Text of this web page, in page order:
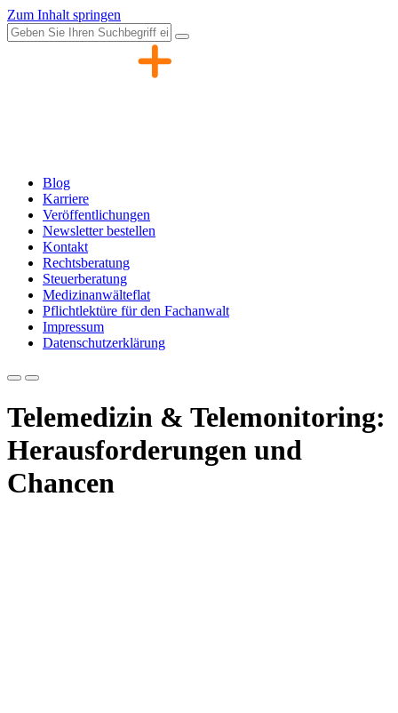
Zum Inhalt springen
Blog
Karriere
Veröffentlichungen
Newsletter bestellen
Kontakt
Rechtsberatung
Steuerberatung
Medizinanwälteflat
Pflichtlektüre für den Fachanwalt
Impressum
Datenschutzerklärung
Telemedizin & Telemonitoring:
Herausforderungen und
Chancen